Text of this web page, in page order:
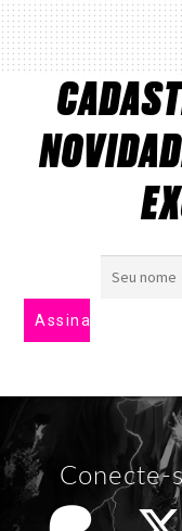
Conecte-